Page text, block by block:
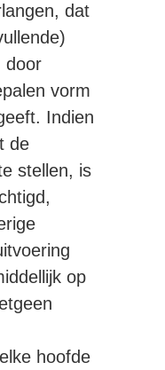
dat
door
vorm
Indien
de
stellen, is
op
hoofde